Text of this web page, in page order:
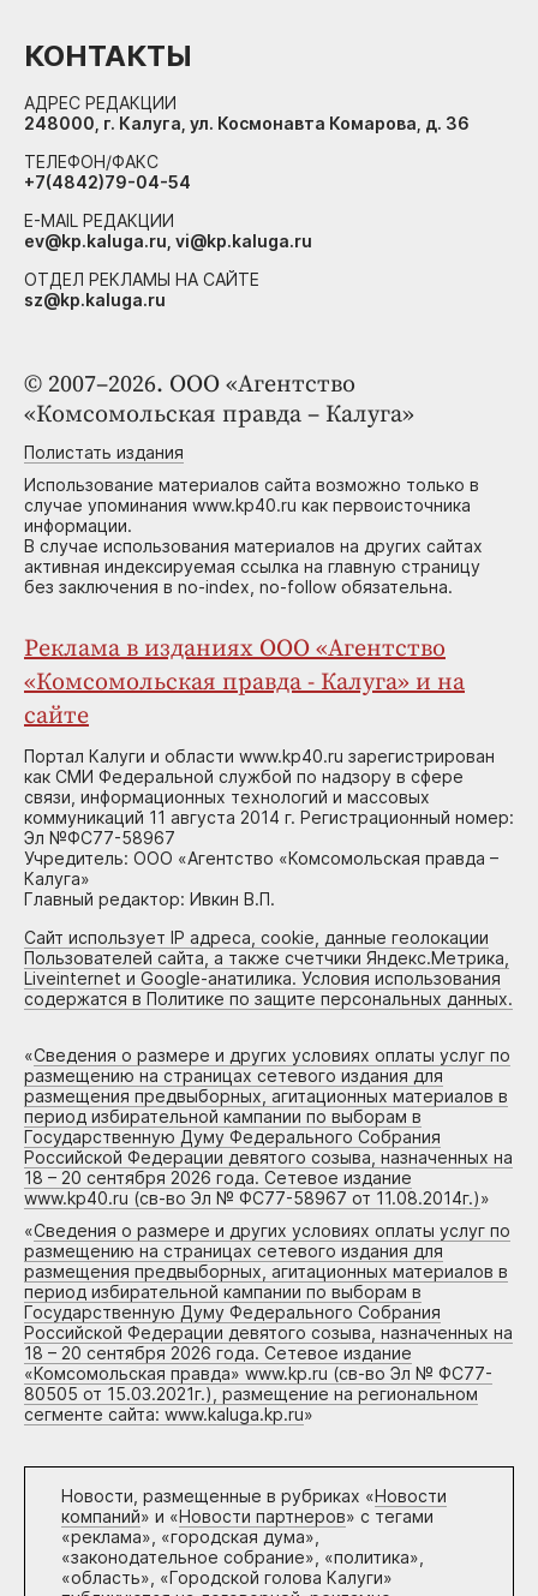
© 2007–2026. ООО «Агентство
«Комсомольская правда – Калуга»
Полистать издания
Использование материалов сайта возможно только в
случае упоминания www.kp40.ru как первоисточника
информации.
В случае использования материалов на других сайтах
активная индексируемая ссылка на главную страницу
без заключения в no-index, no-follow обязательна.
Реклама в изданиях ООО «Агентство
«Комсомольская правда - Калуга» и на
сайте
Портал Калуги и области www.kp40.ru зарегистрирован
как СМИ Федеральной службой по надзору в сфере
связи, информационных технологий и массовых
коммуникаций 11 августа 2014 г. Регистрационный номер:
Эл №ФС77-58967
Учредитель: ООО «Агентство «Комсомольская правда –
Калуга»
Главный редактор: Ивкин В.П.
Сайт использует IP адреса, cookie, данные геолокации
Пользователей сайта, а также счетчики Яндекс.Метрика,
Liveinternet и Google-анатилика. Условия использования
содержатся в Политике по защите персональных данных.
«Сведения о размере и других условиях оплаты услуг по
размещению на страницах сетевого издания для
размещения предвыборных, агитационных материалов в
период избирательной кампании по выборам в
Государственную Думу Федерального Собрания
Российской Федерации девятого созыва, назначенных на
18 – 20 сентября 2026 года. Сетевое издание
www.kp40.ru (св-во Эл № ФС77-58967 от 11.08.2014г.)»
«Сведения о размере и других условиях оплаты услуг по
размещению на страницах сетевого издания для
размещения предвыборных, агитационных материалов в
период избирательной кампании по выборам в
Государственную Думу Федерального Собрания
Российской Федерации девятого созыва, назначенных на
18 – 20 сентября 2026 года. Сетевое издание
«Комсомольская правда» www.kp.ru (св-во Эл № ФС77-
80505 от 15.03.2021г.), размещение на региональном
сегменте сайта: www.kaluga.kp.ru»
Новости, размещенные в рубриках «Новости
компаний» и «Новости партнеров» с тегами
«реклама», «городская дума»,
«законодательное собрание», «политика»,
«область», «Городской голова Калуги»
КОНТАКТЫ
АДРЕС РЕДАКЦИИ
248000, г. Калуга, ул. Космонавта Комарова, д. 36
ТЕЛЕФОН/ФАКС
+7(4842)79-04-54
E-MAIL РЕДАКЦИИ
ev@kp.kaluga.ru, vi@kp.kaluga.ru
ОТДЕЛ РЕКЛАМЫ НА САЙТЕ
sz@kp.kaluga.ru